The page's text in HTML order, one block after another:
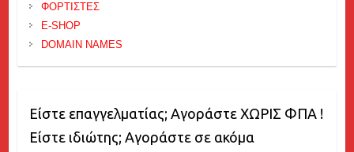
ΦΟΡΤΙΣΤΕΣ
E-SHOP
DOMAIN NAMES
Είστε επαγγελματίας; Αγοράστε ΧΩΡΙΣ ΦΠΑ !
Είστε ιδιώτης; Αγοράστε σε ακόμα